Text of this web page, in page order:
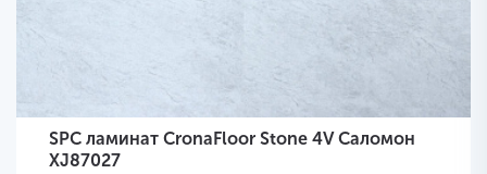
SPC ламинат CronaFloor Stone 4V Саломон
XJ87027